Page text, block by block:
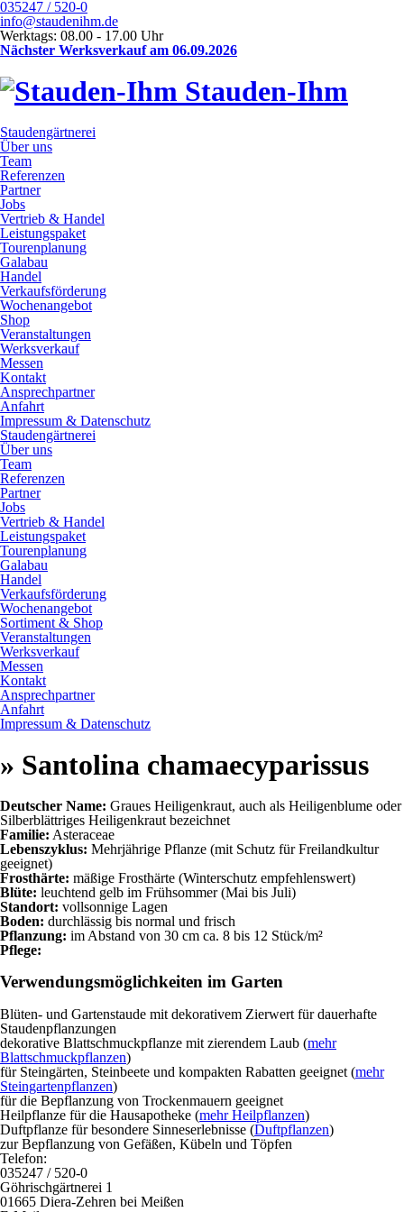
035247 / 520-0
info@staudenihm.de
Werktags: 08.00 - 17.00 Uhr
Nächster Werksverkauf am 06.09.2026
Stauden-Ihm
Staudengärtnerei
Über uns
Team
Referenzen
Partner
Jobs
Vertrieb & Handel
Leistungspaket
Tourenplanung
Galabau
Handel
Verkaufsförderung
Wochenangebot
Shop
Veranstaltungen
Werksverkauf
Messen
Kontakt
Ansprechpartner
Anfahrt
Impressum & Datenschutz
Staudengärtnerei
Über uns
Team
Referenzen
Partner
Jobs
Vertrieb & Handel
Leistungspaket
Tourenplanung
Galabau
Handel
Verkaufsförderung
Wochenangebot
Sortiment & Shop
Veranstaltungen
Werksverkauf
Messen
Kontakt
Ansprechpartner
Anfahrt
Impressum & Datenschutz
» Santolina chamaecyparissus
Deutscher Name: Graues Heiligenkraut, auch als Heiligenblume oder
Silberblättriges Heiligenkraut bezeichnet
Familie: Asteraceae
Lebenszyklus: Mehrjährige Pflanze (mit Schutz für Freilandkultur
geeignet)
Frosthärte: mäßige Frosthärte (Winterschutz empfehlenswert)
Blüte: leuchtend gelb im Frühsommer (Mai bis Juli)
Standort: vollsonnige Lagen
Boden: durchlässig bis normal und frisch
Pflanzung: im Abstand von 30 cm ca. 8 bis 12 Stück/m²
Pflege:
Verwendungsmöglichkeiten im Garten
Blüten- und Gartenstaude mit dekorativem Zierwert für dauerhafte
Staudenpflanzungen
dekorative Blattschmuckpflanze mit zierendem Laub (mehr
Blattschmuckpflanzen)
für Steingärten, Steinbeete und kompakten Rabatten geeignet (mehr
Steingartenpflanzen)
für die Bepflanzung von Trockenmauern geeignet
Heilpflanze für die Hausapotheke (mehr Heilpflanzen)
Duftpflanze für besondere Sinneserlebnisse (Duftpflanzen)
zur Bepflanzung von Gefäßen, Kübeln und Töpfen
Telefon:
035247 / 520-0
Göhrischgärtnerei 1
01665 Diera-Zehren bei Meißen